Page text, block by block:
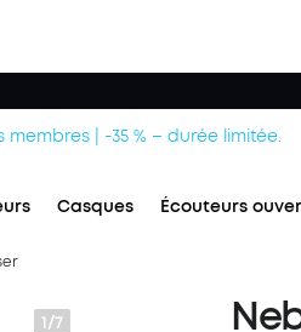
membres | -35 % – durée limitée.
Casques Écouteurs
1/7